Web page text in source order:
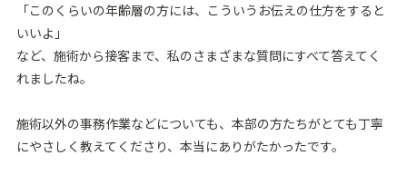
「このくらいの年齢層の⽅には、こういうお伝えの仕⽅をすると
いいよ」
など、施術から接客まで、私のさまざまな質問にすべて答えてく
れましたね。
施術以外の事務作業などについても、本部の⽅たちがとても丁寧
にやさしく教えてくださり、本当にありがたかったです。